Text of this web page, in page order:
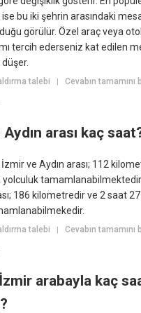
ise bu iki şehrin arasındaki
görülür. Özel araç veya
tercih ederseniz kat edilen
talebi |Cevabın tamamını
arası kaç
ve Aydın arası; 112
yolculuk
186 kilometredir ve 2 saat
talebi |Cevabın tamamını
arabayla kaç